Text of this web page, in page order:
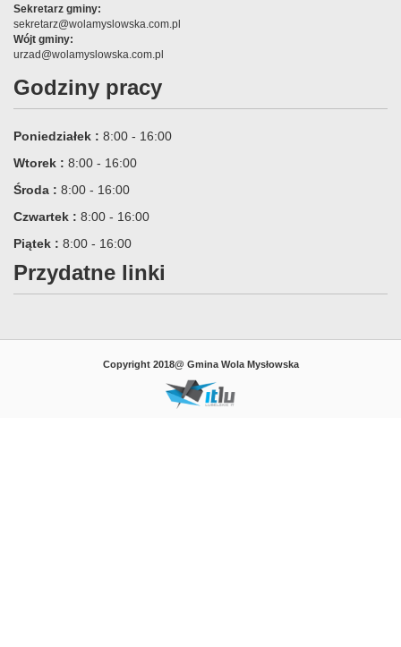
Sekretarz gminy:
sekretarz@wolamyslowska.com.pl
Wójt gminy:
urzad@wolamyslowska.com.pl
Godziny pracy
Poniedziałek : 8:00 - 16:00
Wtorek : 8:00 - 16:00
Środa : 8:00 - 16:00
Czwartek : 8:00 - 16:00
Piątek : 8:00 - 16:00
Przydatne linki
Copyright 2018@ Gmina Wola Mysłowska